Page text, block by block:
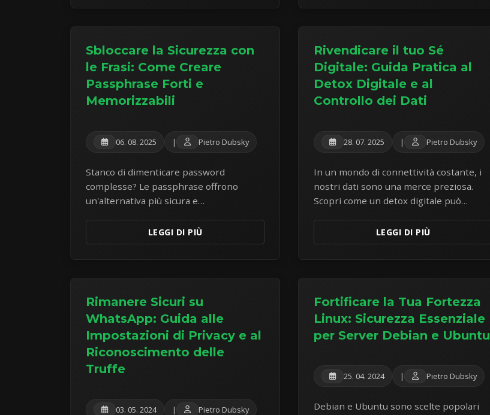
Sbloccare la Sicurezza con
le Frasi: Come Creare
Passphrase Forti e
Memorizzabili
06. 08. 2025 | Pietro Dubsky
Stanco di dimenticare password
complesse? Le passphrase offrono
un'alternativa più sicura e
passphrase robuste per proteggere i
tuoi account online.
LEGGI DI PIÙ
Rivendicare il tuo Sé
Digitale: Guida Pratica al
Detox Digitale e al
Controllo dei Dati
28. 07. 2025 | Pietro Dubsky
In un mondo di connettività costante, i
nostri dati sono una merce preziosa.
Scopri come un detox digitale può
a riacquistare un maggiore controllo
sulle tue informazioni personali.
LEGGI DI PIÙ
Rimanere Sicuri su
WhatsApp: Guida alle
Impostazioni di Privacy e al
Riconoscimento delle
Truffe
03. 05. 2024 | Pietro Dubsky
Fortificare la Tua Fortezza
Linux: Sicurezza Essenziale
per Server Debian e Ubuntu
25. 04. 2024 | Pietro Dubsky
Debian e Ubuntu sono scelte popolari